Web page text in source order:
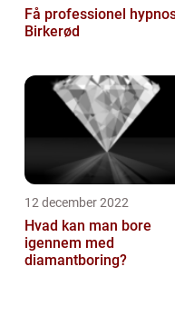
Få professionel
Birkerød
12 december 2022
Hvad kan man bore
igennem med
diamantboring?